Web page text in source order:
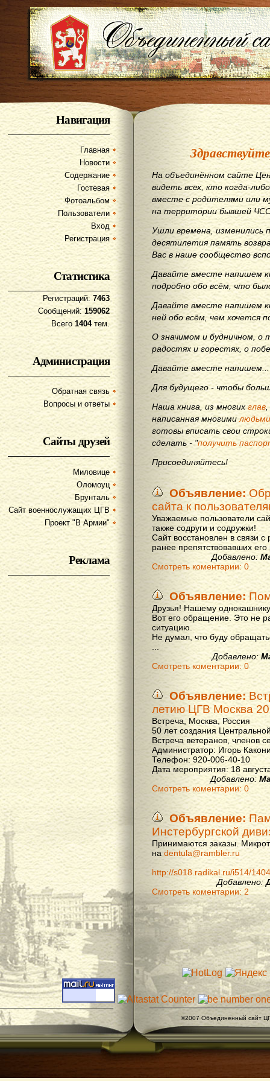
Навигация
Главная
Новости
Содержание
Гостевая
Фотоальбом
Пользователи
Вход
Регистрация
Статистика
Регистраций: 7463
Сообщений:159062
Всего 1404тем.
Администрация
Обратная связь
Вопросы и ответы
Сайты друзей
Миловице
Оломоуц
Брунталь
Сайт военнослужащих ЦГВ
Проект "В Армии"
Реклама
На объединённом сайте
видеть всех, кто когда-
вместе с родителями или
на территории бывшей
Ушли времена, изменились
десятилетия память
Вас в наше сообщество
Давайте вместе напишем
подробно обо всём, что
Давайте вместе напишем
ней обо всём, чем хочется
О значимом и будничном, о
радостях и горестях, о
Давайте вместе напишем...
Для будущего - чтобы
Наша книга, из многихглав
написанная многимилюдьми
готовы вписать свои
сделать - "получить
Присоединяйтесь!
Объявление:
сайта к
Уважаемые пользователи
также содруги и содружки!
Сайт восстановлен в связи
ранее препятствовавших
Добавлено:
Смотреть коментарии: 0
Объявление:
Друзья! Нашему
Вот его обращение. Это не
ситуацию.
Не думал, что буду
Добавлено:
Смотреть коментарии: 0
Объявление:
летию ЦГВ Москва
Встреча, Москва, Россия
50 лет создания
Встреча ветеранов, членов
Администратор: Игорь
Телефон: 920-006-40-10
Дата мероприятия: 18
Добавлено:
Смотреть коментарии: 0
Объявление:
Инстербургской
Принимаются заказы.
на dentula@rambler.ru
http://s018.radikal.ru/i514/
Добавлено:
Смотреть коментарии: 2
©2007 Объединенный сайт